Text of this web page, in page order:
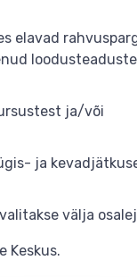
elavad
loodusteaduste
ja/või
ja
välja
Keskus.